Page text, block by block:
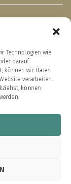
Technologien wie
darauf
können wir Daten
verarbeiten.
können